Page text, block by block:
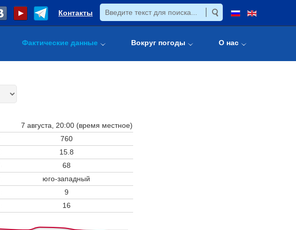
Контакты
Фактические данные Вокруг погоды О нас
7 августа, 20:00 (время местное)
760
15.8
68
юго-западный
9
16